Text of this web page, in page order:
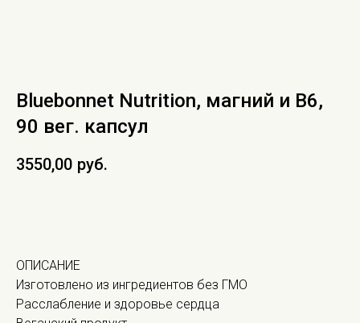
Bluebonnet Nutrition, магний и В6,
90 вег. капсул
3550,00 руб.
ОПИСАНИЕ
Изготовлено из ингредиентов без ГМО
Расслабление и здоровье сердца